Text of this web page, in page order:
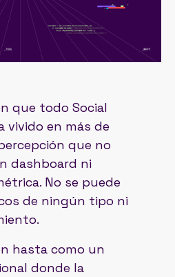
que todo Social
vivido en más de
que no
dashboard ni
No se puede
de ningún tipo ni
hasta como un
donde la